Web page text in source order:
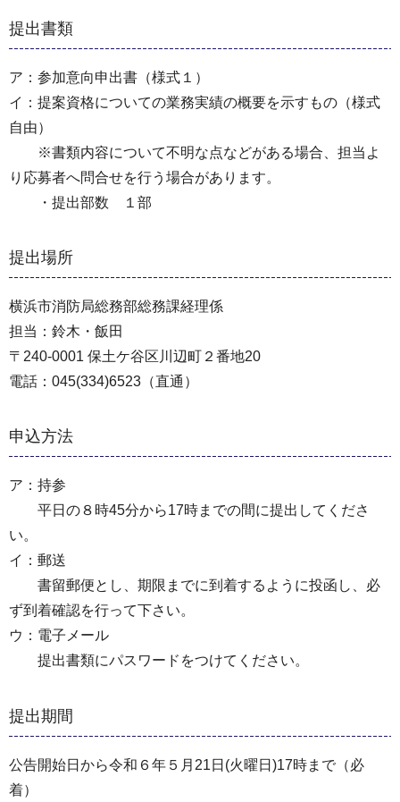
提出書類
ア：参加意向申出書（様式１）
イ：提案資格についての業務実績の概要を示すもの（様式
自由）
※書類内容について不明な点などがある場合、担当よ
り応募者へ問合せを行う場合があります。
・提出部数 １部
提出場所
横浜市消防局総務部総務課経理係
担当：鈴木・飯田
〒240-0001 保土ケ谷区川辺町２番地20
電話：045(334)6523（直通）
申込方法
ア：持参
平日の８時45分から17時までの間に提出してくださ
い。
イ：郵送
書留郵便とし、期限までに到着するように投函し、必
ず到着確認を行って下さい。
ウ：電子メール
提出書類にパスワードをつけてください。
提出期間
公告開始日から令和６年５月21日(火曜日)17時まで（必
着）